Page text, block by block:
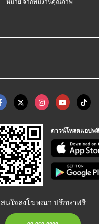
ดาวน์โหลดแอปพ
สนใจลงโฆษณา ปรึกษาฟรี